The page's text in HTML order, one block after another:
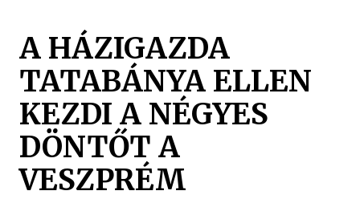
A HÁZIGAZDA
TATABÁNYA ELLEN
KEZDI A NÉGYES
DÖNTŐT A
VESZPRÉM